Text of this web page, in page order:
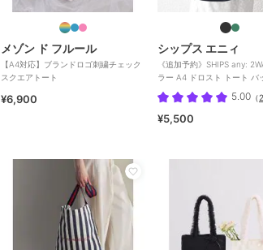
メゾン ド フルール
【A4対応】ブランドロゴ刺繍チェック
スクエアトート
¥6,900
シップス エニィ
《追加予約》SHIPS any:
ラー A4 ドロスト トート バ
5.00 （
¥5,500